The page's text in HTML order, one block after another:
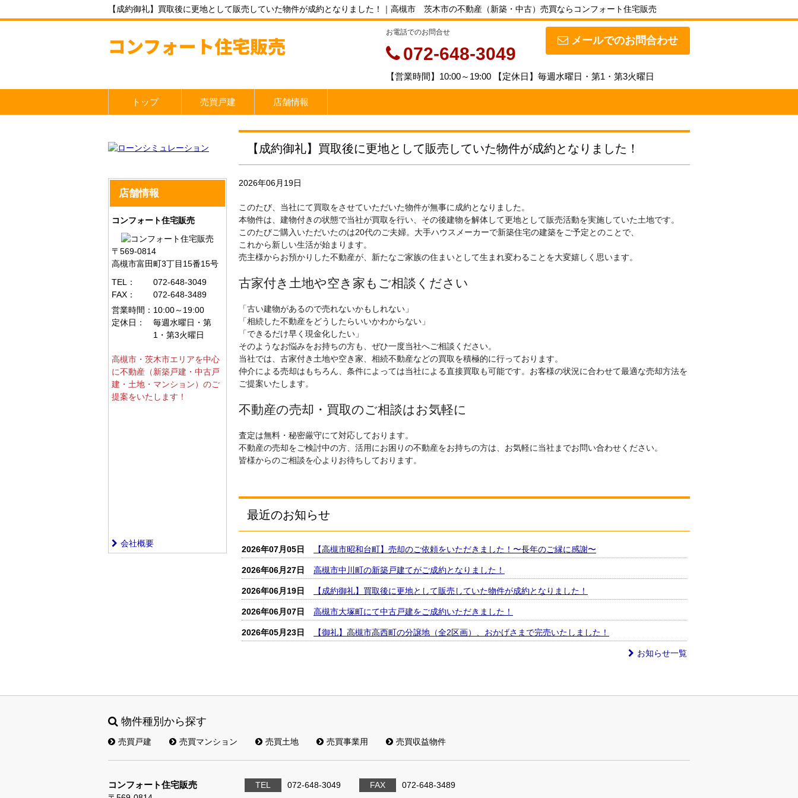
【成約御礼】買取後に更地として販売していた物件が成約となりました！｜高槻市 茨木市の不動産（新築・中古）売買ならコンフォート住宅販売
コンフォート住宅販売 メールでのお問合わせ
お電話でのお問合せ
072-648-3049
【営業時間】10:00～19:00 【定休日】毎週水曜日・第1・第3火曜日
トップ 売買戸建 店舗情報
店舗情報
コンフォート住宅販売
〒569-0814
高槻市富田町3丁目15番15号
TEL：
072-648-3049
FAX：
072-648-3489
営業時間： 10:00～19:00
定休日：
毎週水曜日・第
1・第3火曜日
高槻市・茨木市エリアを中心
に不動産（新築戸建・中古戸
建・土地・マンション）のご
提案をいたします！
会社概要
【成約御礼】買取後に更地として販売していた物件が成約となりました！
2026年06月19日
このたび、当社にて買取をさせていただいた物件が無事に成約となりました。
本物件は、建物付きの状態で当社が買取を行い、その後建物を解体して更地として販売活動を実施していた土地です。
このたびご購入いただいたのは20代のご夫婦。大手ハウスメーカーで新築住宅の建築をご予定とのことで、
これから新しい生活が始まります。
売主様からお預かりした不動産が、新たなご家族の住まいとして生まれ変わることを大変嬉しく思います。
古家付き土地や空き家もご相談ください
「古い建物があるので売れないかもしれない」
「相続した不動産をどうしたらいいかわからない」
「できるだけ早く現金化したい」
そのようなお悩みをお持ちの方も、ぜひ一度当社へご相談ください。
当社では、古家付き土地や空き家、相続不動産などの買取を積極的に行っております。
仲介による売却はもちろん、条件によっては当社による直接買取も可能です。お客様の状況に合わせて最適な売却方法を
ご提案いたします。
不動産の売却・買取のご相談はお気軽に
査定は無料・秘密厳守にて対応しております。
不動産の売却をご検討中の方、活用にお困りの不動産をお持ちの方は、お気軽に当社までお問い合わせください。
皆様からのご相談を心よりお待ちしております。
最近のお知らせ
2026年07月05日 【高槻市昭和台町】売却のご依頼をいただきました！〜長年のご縁に感謝〜
2026年06月27日 高槻市中川町の新築戸建てがご成約となりました！
2026年06月19日 【成約御礼】買取後に更地として販売していた物件が成約となりました！
2026年06月07日 高槻市大塚町にて中古戸建をご成約いただきました！
2026年05月23日 【御礼】高槻市高西町の分譲地（全2区画）、おかげさまで完売いたしました！
お知らせ一覧
物件種別から探す
売買戸建 売買マンション 売買土地 売買事業用 売買収益物件
コンフォート住宅販売 TEL 072-648-3049 FAX 072-648-3489